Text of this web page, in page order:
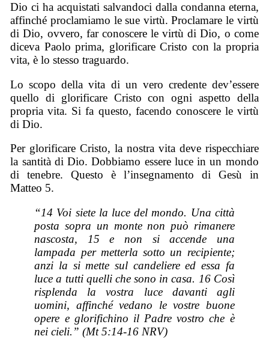
Dio ci ha acquistati salvandoci dalla condanna eterna,
affinché proclamiamo le sue virtù. Proclamare le virtù
di Dio, ovvero, far conoscere le virtù di Dio, o come
diceva Paolo prima, glorificare Cristo con la propria
vita, è lo stesso traguardo.
Lo scopo della vita di un vero credente dev’essere
quello di glorificare Cristo con ogni aspetto della
propria vita. Si fa questo, facendo conoscere le virtù
di Dio.
Per glorificare Cristo, la nostra vita deve rispecchiare
la santità di Dio. Dobbiamo essere luce in un mondo
di tenebre. Questo è l’insegnamento di Gesù in
Matteo 5.
“14 Voi siete la luce del mondo. Una città
posta sopra un monte non può rimanere
nascosta, 15 e non si accende una
lampada per metterla sotto un recipiente;
anzi la si mette sul candeliere ed essa fa
luce a tutti quelli che sono in casa. 16 Così
risplenda la vostra luce davanti agli
uomini, affinché vedano le vostre buone
opere e glorifichino il Padre vostro che è
nei cieli.” (Mt 5:14-16 NRV)